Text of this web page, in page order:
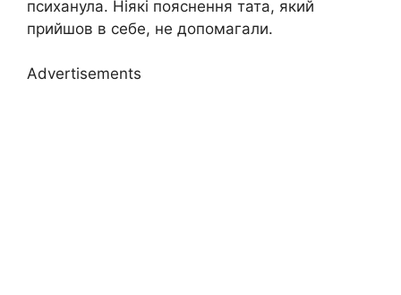
психанула. Ніякі пояснення тата, який
прийшов в себе, не допомагали.
Advertisements